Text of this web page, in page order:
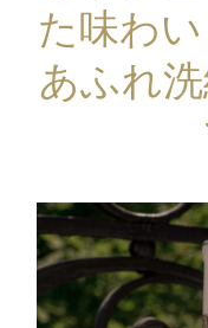
た味わ
あふれ